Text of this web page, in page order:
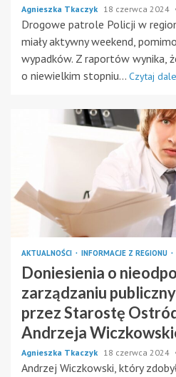
Agnieszka Tkaczyk 18 czerwca 2024
Drogowe patrole Policji w
miały aktywny weekend,
wypadków. Z raportów wynika,
o niewielkim stopniu... Czytaj
AKTUALNOŚCI INFORMACJE Z REGIONU
Doniesienia o
zarządzaniu
przez Starostę
Andrzeja
Agnieszka Tkaczyk 18 czerwca 2024
Andrzej Wiczkowski, który